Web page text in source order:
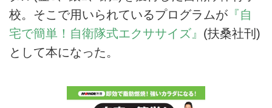
校。そこで用いられているプログラムが 『自
宅で簡単！自衛隊式エクササイズ』 (扶桑社刊)
として本になった。